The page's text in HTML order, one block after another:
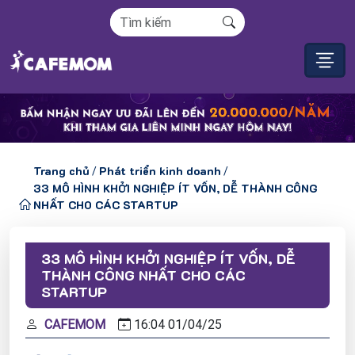
Trang chủ / Phát triển kinh doanh /
33 MÔ HÌNH KHỞI NGHIỆP ÍT VỐN, DỄ THÀNH CÔNG
NHẤT CHO CÁC STARTUP
33 MÔ HÌNH KHỞI NGHIỆP ÍT VỐN, DỄ
THÀNH CÔNG NHẤT CHO CÁC
STARTUP
CAFEMOM 16:04 01/04/25